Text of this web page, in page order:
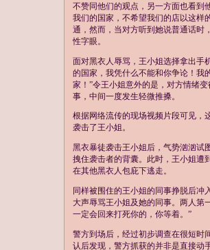
不赞同他们的观点，另一方面也看到
我们的国家，不希望我们的店以这样
通，然而，当对方听到她说普通话时
性字眼。
面对黑衣人辱骂，王小姐选择拿出手
的国家，我凭什么不能和你争论！我
家！”令王小姐意外的是，对方情绪
事，中间一度发生轻微推搡。
根据网络流传的现场视频片段可见
袭击了王小姐。
黑衣暴徒袭击王小姐后，气势汹汹试
拽住袭击者的背囊。此时，王小姐遭
在其他黑衣人包庇下逃走。
同样被围住的王小姐的同事挣脱后
大声辱骂王小姐及她的同事。两人第
一定会回来打死你的，你等着。”
警方到场后，经过初步调查在很短时
认后发现，警方抓获的并非是直接动